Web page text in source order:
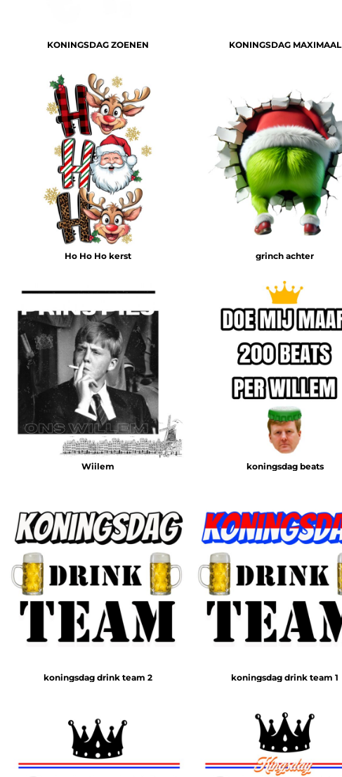
KONINGSDAG ZOENEN KONINGSDAG MAXIMAAL
Ho Ho Ho kerst grinch achter
Wiilem koningsdag beats
koningsdag drink team 2 koningsdag drink team 1
TANKTOP BEDRUKT
JASSEN BEDRUKKEN
BABYKLEDING BEDRUKKEN
BIO KATOEN T SHIRT
KLANTEN REACTIE
SHOPPING
SHOPPING
MUTSEN BEDRUKKEN
GROTE MATEN T-SHIRT BEDRUKKEN
AANMELDEN
MANDJE: 0 ITEM